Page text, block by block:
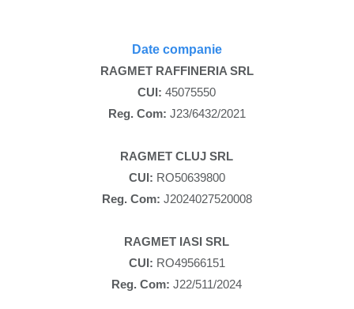
Date companie
RAGMET RAFFINERIA SRL
CUI:45075550
Reg. Com: J23/6432/2021
RAGMET CLUJ SRL
CUI: RO50639800
Reg. Com: J2024027520008
RAGMET IASI SRL
CUI: RO49566151
Reg. Com:J22/511/2024